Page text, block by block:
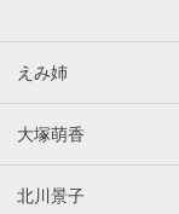
えみ姉
大塚萌香
北川景子